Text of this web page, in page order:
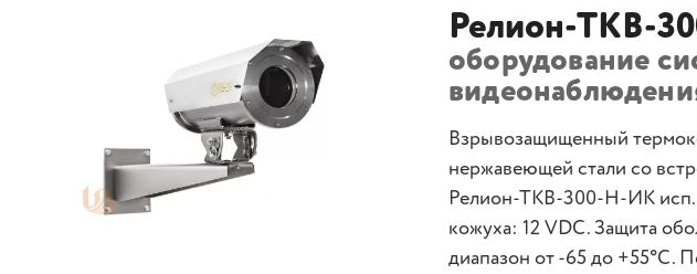
Релион-ТКВ-
оборудование
Взрывозащищенный
нержавеющей стали со
Релион-ТКВ-300-Н-ИК исп.
кожуха: 12 VDC. Защита
диапазон от -65 до +55°С.